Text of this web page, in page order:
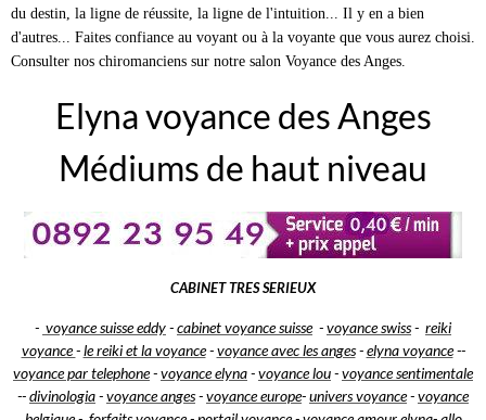
du destin, la ligne de réussite, la ligne de l'intuition... Il y en a bien
d'autres... Faites confiance au voyant ou à la voyante que vous aurez choisi.
Consulter nos chiromanciens sur notre salon Voyance des Anges.
Elyna voyance des Anges
Médiums de haut niveau
CABINET TRES SERIEUX
- voyance suisse eddy-cabinet voyance suisse-voyance swiss- reiki
voyance-le reiki et la voyance-voyance avec les anges-elyna voyance--
voyance par telephone-voyance elyna-voyance lou-voyance sentimentale
--divinologia-voyance anges-voyance europe-univers voyance-voyance